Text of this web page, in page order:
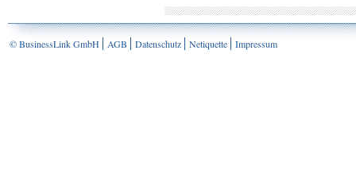
© BusinessLink GmbH AGB Datenschutz Netiquette Impressum